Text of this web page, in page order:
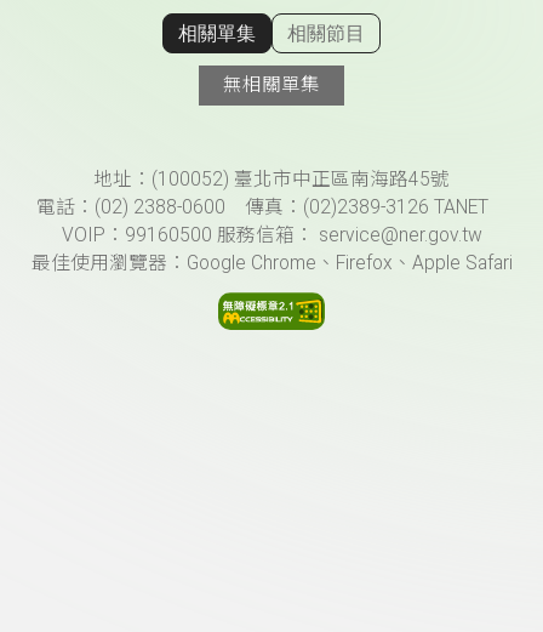
顯示相關單集
相關單集 相關節目
無相關單集
頁尾資訊地址：(100052) 臺北市中正區南海路45號
電話：(02) 2388-0600 傳真：(02)2389-3126 TANET
VOIP：99160500 服務信箱： service@ner.gov.tw
最佳使用瀏覽器：Google Chrome、Firefox、Apple Safari